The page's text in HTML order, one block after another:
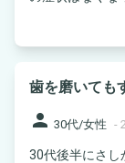
歯を磨いても
person 30代/女性 -
30代後半にさし